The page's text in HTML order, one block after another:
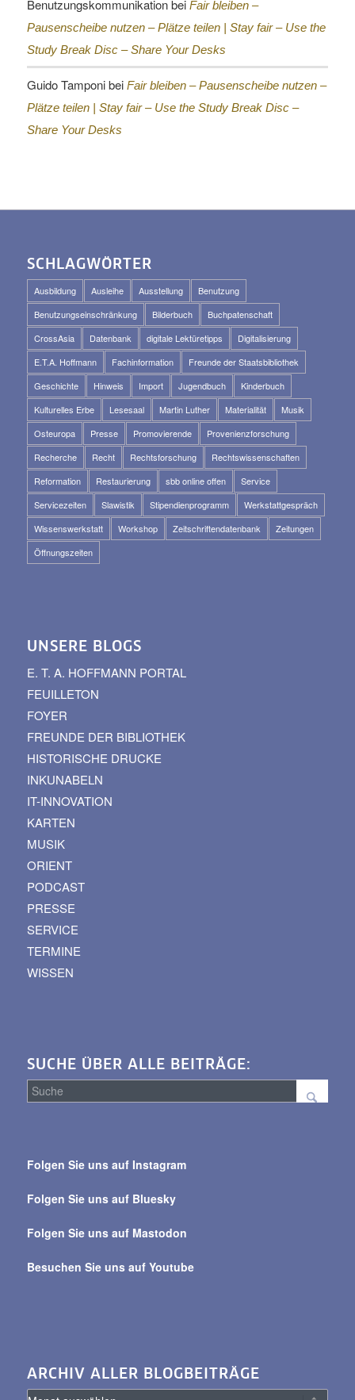
Benutzungskommunikationbei Fair bleiben –
Pausenscheibe nutzen – Plätze teilen | Stay fair – Use the
Study Break Disc – Share Your Desks
Guido Tamponibei Fair bleiben – Pausenscheibe nutzen –
Plätze teilen | Stay fair – Use the Study Break Disc –
Share Your Desks
SCHLAGWÖRTER
Ausbildung Ausleihe Ausstellung
Benutzung
Benutzungseinschränkung
Bilderbuch
Buchpatenschaft
CrossAsia
Datenbank digitale Lektüretipps
Digitalisierung
E.T.A. Hoffmann
Fachinformation
Freunde der Staatsbibliothek
Geschichte
Hinweis Import Jugendbuch
Kinderbuch
Kulturelles Erbe
Lesesaal Martin Luther Materialität
Musik
Osteuropa
Presse Promovierende
Provenienzforschung
Recherche
Recht Rechtsforschung
Rechtswissenschaften
Reformation
Restaurierung sbb online offen
Service
Servicezeiten
Slawistik Stipendienprogramm
Werkstattgespräch
Wissenswerkstatt
Workshop Zeitschriftendatenbank
Zeitungen
Öffnungszeiten
UNSERE BLOGS
E. T. A. HOFFMANN PORTAL
FEUILLETON
FOYER
FREUNDE DER BIBLIOTHEK
HISTORISCHE DRUCKE
INKUNABELN
IT-INNOVATION
KARTEN
MUSIK
ORIENT
PODCAST
PRESSE
SERVICE
TERMINE
WISSEN
SUCHE ÜBER ALLE BEITRÄGE:
alle
Folgen Sie uns auf Instagram
Folgen Sie uns auf Bluesky
Folgen Sie uns auf Mastodon
Besuchen Sie uns auf Youtube
ARCHIV ALLER BLOGBEITRÄGE